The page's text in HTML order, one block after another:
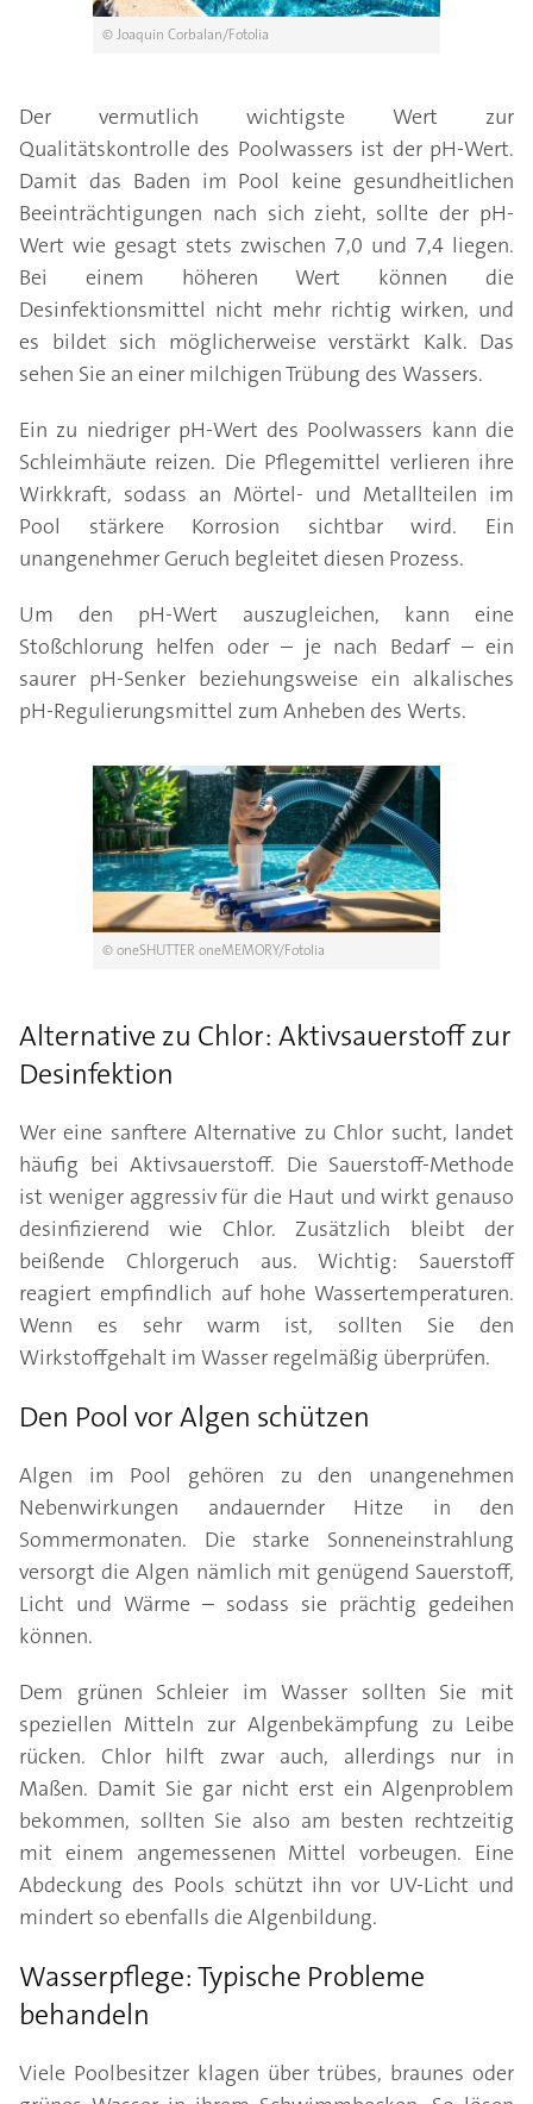
© Joaquin Corbalan/Fotolia
Der vermutlich wichtigste Wert zur
Qualitätskontrolle des Poolwassers ist der pH-Wert.
Damit das Baden im Pool keine gesundheitlichen
Beeinträchtigungen nach sich zieht, sollte der pH-
Wert wie gesagt stets zwischen 7,0 und 7,4 liegen.
Bei einem höheren Wert können die
Desinfektionsmittel nicht mehr richtig wirken, und
es bildet sich möglicherweise verstärkt Kalk. Das
sehen Sie an einer milchigen Trübung des Wassers.
Ein zu niedriger pH-Wert des Poolwassers kann die
Schleimhäute reizen. Die Pflegemittel verlieren ihre
Wirkkraft, sodass an Mörtel- und Metallteilen im
Pool stärkere Korrosion sichtbar wird. Ein
unangenehmer Geruch begleitet diesen Prozess.
Um den pH-Wert auszugleichen, kann eine
Stoßchlorung helfen oder – je nach Bedarf – ein
saurer pH-Senker beziehungsweise ein alkalisches
pH-Regulierungsmittel zum Anheben des Werts.
© oneSHUTTER oneMEMORY/Fotolia
Alternative zu Chlor: Aktivsauerstoff zur
Desinfektion
Wer eine sanftere Alternative zu Chlor sucht, landet
häufig bei Aktivsauerstoff. Die Sauerstoff-Methode
ist weniger aggressiv für die Haut und wirkt genauso
desinfizierend wie Chlor. Zusätzlich bleibt der
beißende Chlorgeruch aus. Wichtig: Sauerstoff
reagiert empfindlich auf hohe Wassertemperaturen.
Wenn es sehr warm ist, sollten Sie den
Wirkstoffgehalt im Wasser regelmäßig überprüfen.
Den Pool vor Algen schützen
Algen im Pool gehören zu den unangenehmen
Nebenwirkungen andauernder Hitze in den
Sommermonaten. Die starke Sonneneinstrahlung
versorgt die Algen nämlich mit genügend Sauerstoff,
Licht und Wärme – sodass sie prächtig gedeihen
können.
Dem grünen Schleier im Wasser sollten Sie mit
speziellen Mitteln zur Algenbekämpfung zu Leibe
rücken. Chlor hilft zwar auch, allerdings nur in
Maßen. Damit Sie gar nicht erst ein Algenproblem
bekommen, sollten Sie also am besten rechtzeitig
mit einem angemessenen Mittel vorbeugen. Eine
Abdeckung des Pools schützt ihn vor UV-Licht und
mindert so ebenfalls die Algenbildung.
Wasserpflege: Typische Probleme
behandeln
Viele Poolbesitzer klagen über trübes, braunes oder